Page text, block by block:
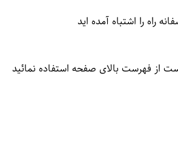
راه را اشتباه آمده اید
از فهرست بالای صفحه استفاده نمائید